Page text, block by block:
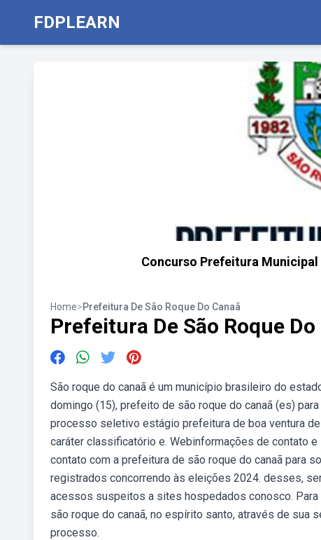
FDPLEARN
Concurso Prefeitura Municipal
Home>Prefeitura De São Roque Do Canaã
Prefeitura De São Roque Do
São roque do canaã é um município brasileiro do
domingo (15), prefeito de são roque do canaã (es)
processo seletivo estágio prefeitura de boa ventura
caráter classificatório e. Webinformações de contato
contato com a prefeitura de são roque do canaã para
registrados concorrendo às eleições 2024. desses,
acessos suspeitos a sites hospedados conosco.
são roque do canaã, no espírito santo, através de sua
processo.